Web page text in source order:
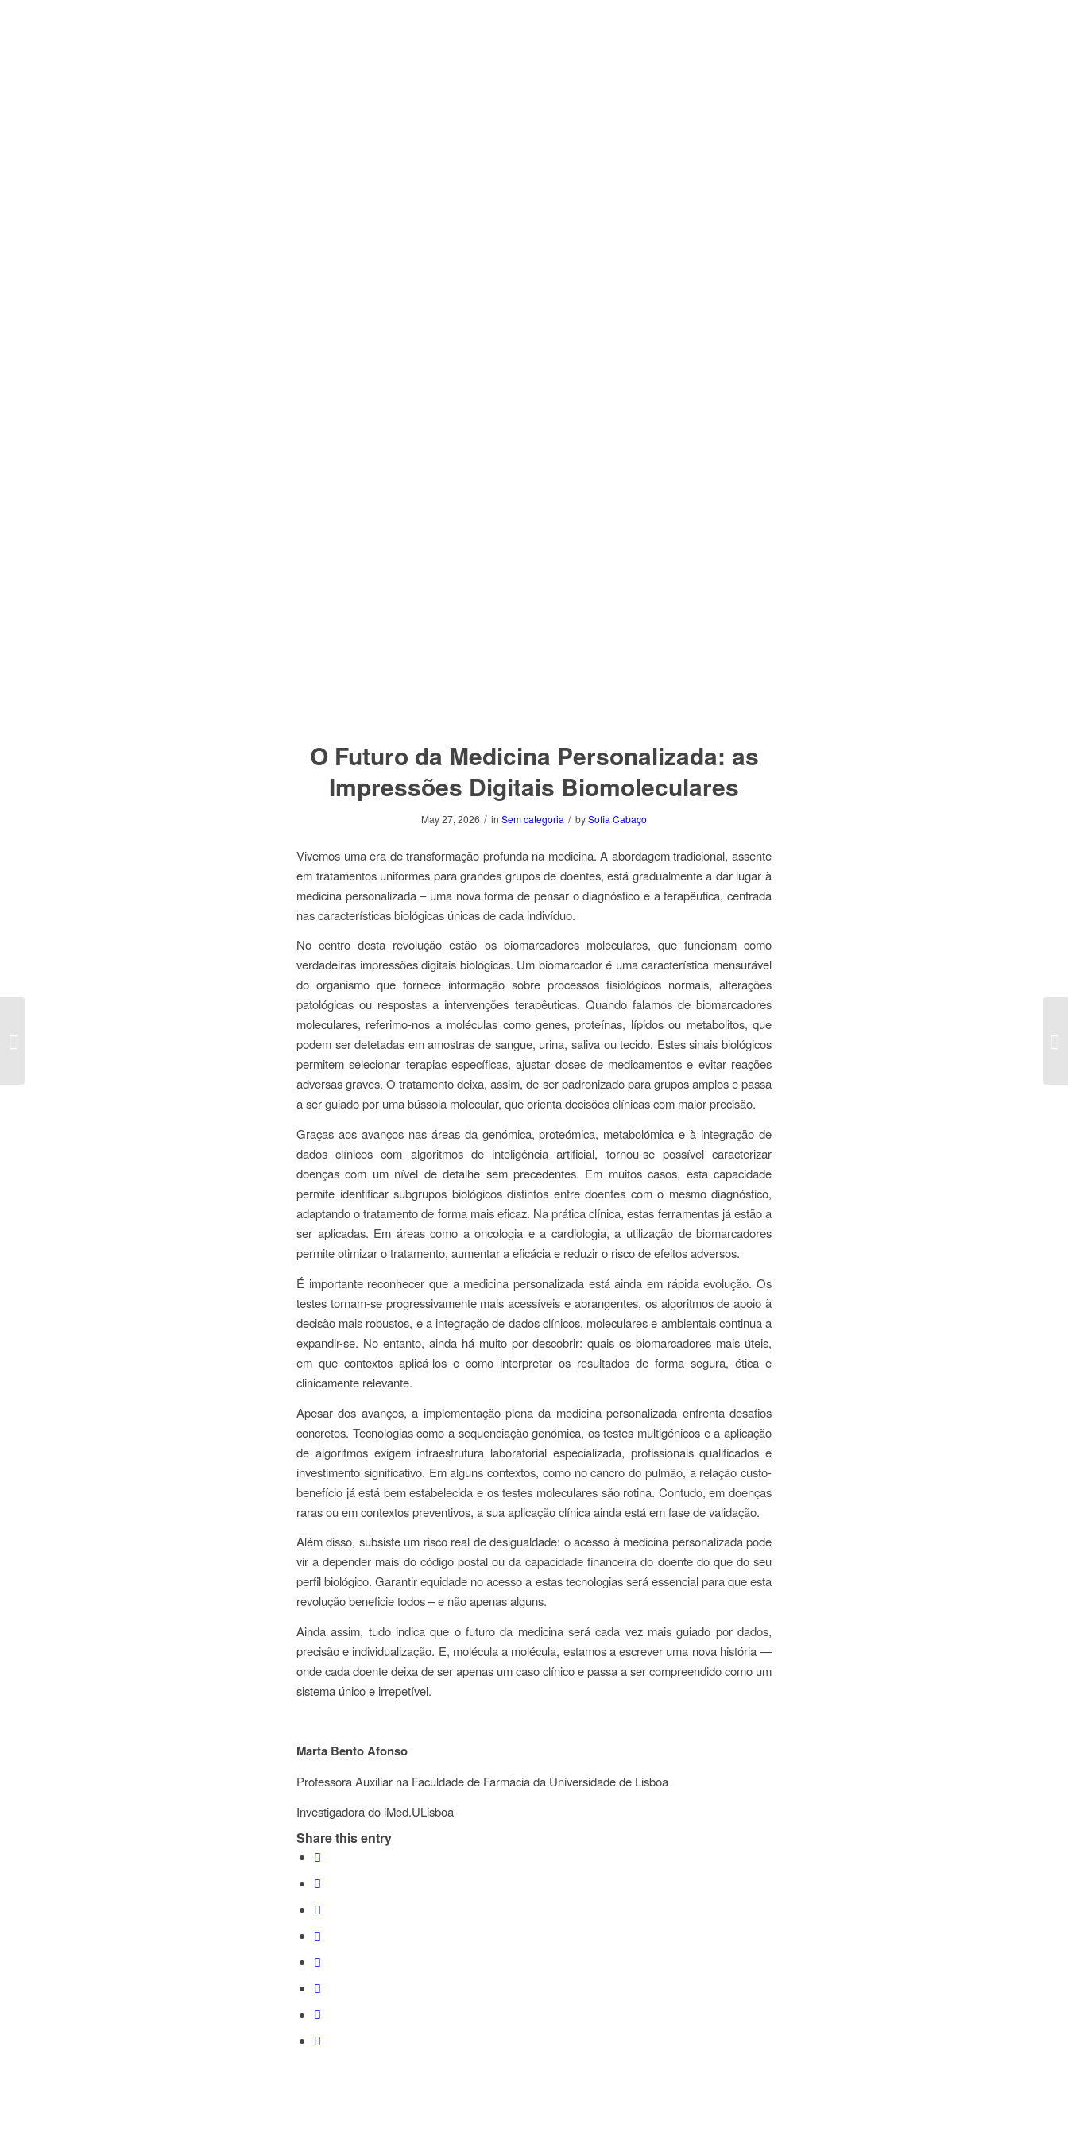
O Futuro da Medicina Personalizada: as
Impressões Digitais Biomoleculares
May 27, 2026 / in Sem categoria / bySofia Cabaço
Vivemos uma era de transformação profunda na medicina. A abordagem tradicional, assente
em tratamentos uniformes para grandes grupos de doentes, está gradualmente a dar lugar à
medicina personalizada – uma nova forma de pensar o diagnóstico e a terapêutica, centrada
nas características biológicas únicas de cada indivíduo.
No centro desta revolução estão os biomarcadores moleculares, que funcionam como
verdadeiras impressões digitais biológicas. Um biomarcador é uma característica mensurável
do organismo que fornece informação sobre processos fisiológicos normais, alterações
patológicas ou respostas a intervenções terapêuticas. Quando falamos de biomarcadores
moleculares, referimo-nos a moléculas como genes, proteínas, lípidos ou metabolitos, que
podem ser detetadas em amostras de sangue, urina, saliva ou tecido. Estes sinais biológicos
permitem selecionar terapias específicas, ajustar doses de medicamentos e evitar reações
adversas graves. O tratamento deixa, assim, de ser padronizado para grupos amplos e passa
a ser guiado por uma bússola molecular, que orienta decisões clínicas com maior precisão.
Graças aos avanços nas áreas da genómica, proteómica, metabolómica e à integração de
dados clínicos com algoritmos de inteligência artificial, tornou-se possível caracterizar
doenças com um nível de detalhe sem precedentes. Em muitos casos, esta capacidade
permite identificar subgrupos biológicos distintos entre doentes com o mesmo diagnóstico,
adaptando o tratamento de forma mais eficaz. Na prática clínica, estas ferramentas já estão a
ser aplicadas. Em áreas como a oncologia e a cardiologia, a utilização de biomarcadores
permite otimizar o tratamento, aumentar a eficácia e reduzir o risco de efeitos adversos.
É importante reconhecer que a medicina personalizada está ainda em rápida evolução. Os
testes tornam-se progressivamente mais acessíveis e abrangentes, os algoritmos de apoio à
decisão mais robustos, e a integração de dados clínicos, moleculares e ambientais continua a
expandir-se. No entanto, ainda há muito por descobrir: quais os biomarcadores mais úteis,
em que contextos aplicá-los e como interpretar os resultados de forma segura, ética e
clinicamente relevante.
Apesar dos avanços, a implementação plena da medicina personalizada enfrenta desafios
concretos. Tecnologias como a sequenciação genómica, os testes multigénicos e a aplicação
de algoritmos exigem infraestrutura laboratorial especializada, profissionais qualificados e
investimento significativo. Em alguns contextos, como no cancro do pulmão, a relação custo-
benefício já está bem estabelecida e os testes moleculares são rotina. Contudo, em doenças
raras ou em contextos preventivos, a sua aplicação clínica ainda está em fase de validação.
Além disso, subsiste um risco real de desigualdade: o acesso à medicina personalizada pode
vir a depender mais do código postal ou da capacidade financeira do doente do que do seu
perfil biológico. Garantir equidade no acesso a estas tecnologias será essencial para que esta
revolução beneficie todos – e não apenas alguns.
Ainda assim, tudo indica que o futuro da medicina será cada vez mais guiado por dados,
precisão e individualização. E, molécula a molécula, estamos a escrever uma nova história —
onde cada doente deixa de ser apenas um caso clínico e passa a ser compreendido como um
sistema único e irrepetível.
Marta Bento Afonso
Professora Auxiliar na Faculdade de Farmácia da Universidade de Lisboa
Investigadora do iMed.ULisboa
Share this entry